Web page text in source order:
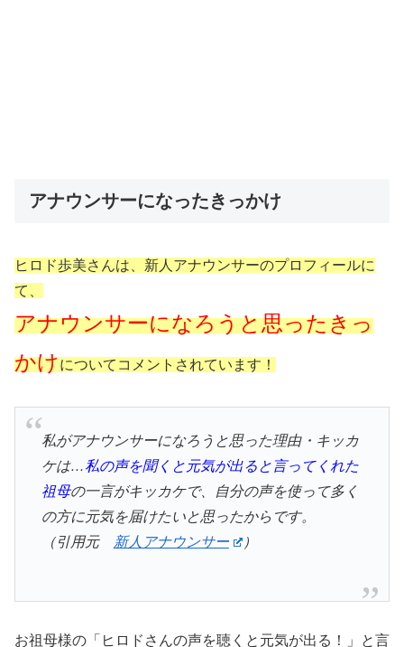
アナウンサーになったきっかけ
ヒロド歩美さんは、新人アナウンサーのプロフィールに
て、
アナウンサーになろうと思ったきっ
かけについてコメントされています！
私がアナウンサーになろうと思った理由・キッカ
ケは…私の声を聞くと元気が出ると言ってくれた
祖母の一言がキッカケで、自分の声を使って多く
の方に元気を届けたいと思ったからです。
（引用元
新人アナウンサー ）
お祖母様の「ヒロドさんの声を聴くと元気が出る！」と言